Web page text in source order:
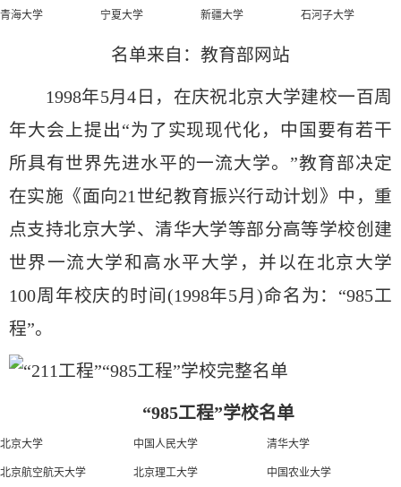
青海大学 宁夏大学 新疆大学 石河子大学
名单来自：教育部网站
1998年5月4日，在庆祝北京大学建校一百周
年大会上提出“为了实现现代化，中国要有若干
所具有世界先进水平的一流大学。”教育部决定
在实施《面向21世纪教育振兴行动计划》中，重
点支持北京大学、清华大学等部分高等学校创建
世界一流大学和高水平大学，并以在北京大学
100周年校庆的时间(1998年5月)命名为：“985工
程”。
“985工程”学校名单
北京大学 中国人民大学 清华大学
北京航空航天大学 北京理工大学 中国农业大学